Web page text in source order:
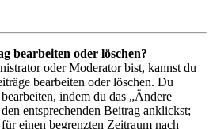
bearbeiten oder löschen?
oder Moderator bist, kannst du
bearbeiten oder löschen. Du
indem du das „Ändere
entsprechenden Beitrag anklickst;
einen begrenzten Zeitraum nach